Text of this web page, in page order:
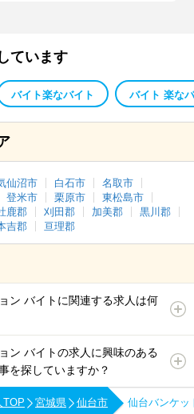
ています
バイト楽なバイト バイト 楽な
仙沼市 白石市
名取市
登米市 栗原市
東松島市
鹿郡 刈田郡 加美郡
黒川郡
吉郡 亘理郡
ン バイトに関連する求人は何
ン バイトの求人に興味のある
を探していますか？
TOP 宮城県 仙台市 仙台バンケッ